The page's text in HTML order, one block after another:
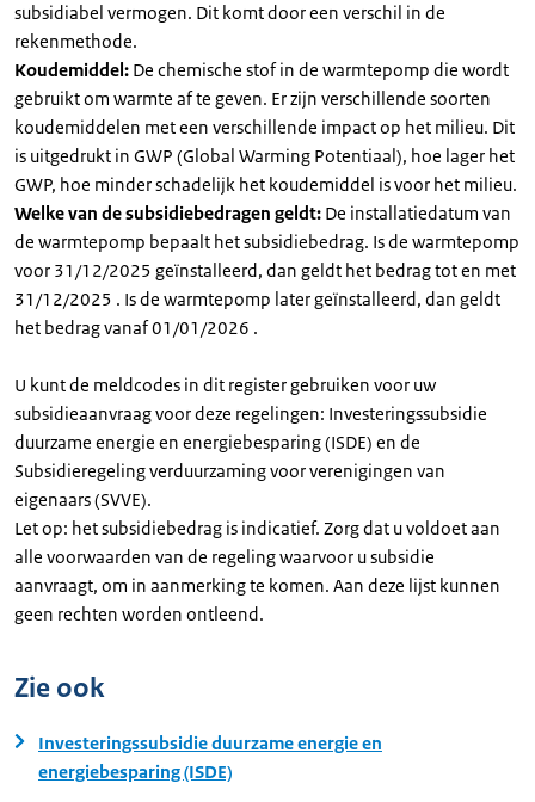
subsidiabel vermogen. Dit komt door een verschil in de
rekenmethode.
Koudemiddel: De chemische stof in de warmtepomp die wordt
gebruikt om warmte af te geven. Er zijn verschillende soorten
koudemiddelen met een verschillende impact op het milieu. Dit
is uitgedrukt in GWP (Global Warming Potentiaal), hoe lager het
GWP, hoe minder schadelijk het koudemiddel is voor het milieu.
Welke van de subsidiebedragen geldt: De installatiedatum van
de warmtepomp bepaalt het subsidiebedrag. Is de warmtepomp
voor 31/12/2025 geïnstalleerd, dan geldt het bedrag tot en met
31/12/2025 . Is de warmtepomp later geïnstalleerd, dan geldt
het bedrag vanaf 01/01/2026 .
U kunt de meldcodes in dit register gebruiken voor uw
subsidieaanvraag voor deze regelingen: Investeringssubsidie
duurzame energie en energiebesparing (ISDE) en de
Subsidieregeling verduurzaming voor verenigingen van
eigenaars (SVVE).
Let op: het subsidiebedrag is indicatief. Zorg dat u voldoet aan
alle voorwaarden van de regeling waarvoor u subsidie
aanvraagt, om in aanmerking te komen. Aan deze lijst kunnen
geen rechten worden ontleend.
Zie ook
Investeringssubsidie duurzame energie en
energiebesparing (ISDE)